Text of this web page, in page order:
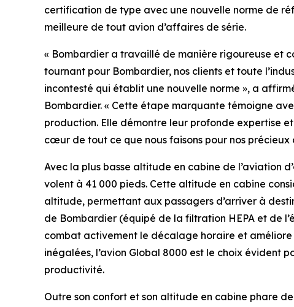
certification de type avec une nouvelle norme de
meilleure de tout avion d’affaires de série.
« Bombardier a travaillé de manière rigoureuse et
tournant pour Bombardier, nos clients et toute
incontesté qui établit une nouvelle norme », a
Bombardier. « Cette étape marquante témoigne
production. Elle démontre leur profonde expertise
cœur de tout ce que nous faisons pour nos précieux
Avec la plus basse altitude en cabine de l’aviation
volent à 41 000 pieds. Cette altitude en cabine
altitude, permettant aux passagers d’arriver à
de Bombardier (équipé de la filtration HEPA et de
combat activement le décalage horaire et
inégalées, l’avion Global 8000 est le choix évident
productivité.
Outre son confort et son altitude en cabine phare de